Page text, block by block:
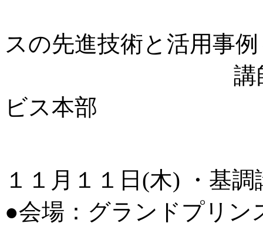
スの先進技術と活用事
講師：日本ユ
ビス本部
１１月１１日(木) ・基
●会場：グランドプリン